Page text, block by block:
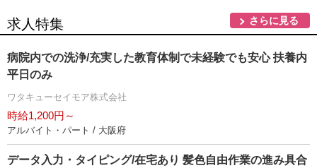
求人特集 さらに見る
病院内での洗浄/充実した教育体制で未経験でも安心 扶養内
平日のみ
ワタキューセイモア株式会社
時給1,200円～
アルバイト・パート / 大阪府
データ入力・タイピング/在宅あり 髪色自由作業の進み具合